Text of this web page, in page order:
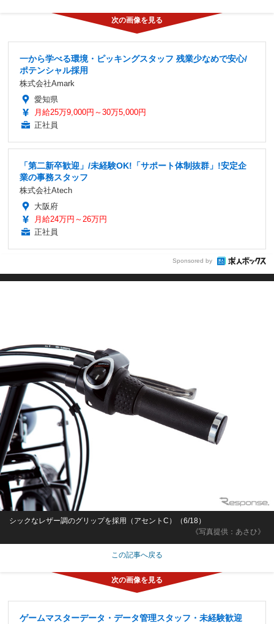
一から学べる環境・ピッキングスタッフ 残業少なめで安心/
ポテンシャル採用
株式会社Amark
愛知県
月給25万9,000円～30万5,000円
正社員
「第二新卒歓迎」/未経験OK!「サポート体制抜群」!安定企
業の事務スタッフ
株式会社Atech
大阪府
月給24万円～26万円
正社員
Sponsored by
《写真提供：あさひ》
シックなレザー調のグリップを採用（アセントC）（6/18）
この記事へ戻る
ゲームマスターデータ・データ管理スタッフ・未経験歓迎